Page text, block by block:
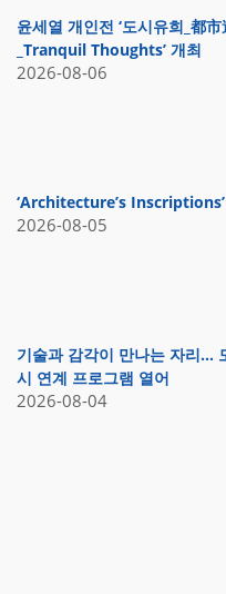
윤세열 개인전 ‘도시유희_都
_Tranquil Thoughts’ 개최
2026-08-06
‘Architecture’s
2026-08-05
기술과 감각이 만나는 자리…
시 연계 프로그램 열어
2026-08-04